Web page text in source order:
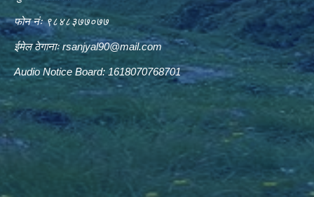
फोन नंः ९८४८३७७०७७
ईमेल ठेगानाःrsanjyal90@mail.com
Audio Notice Board: 1618070768701